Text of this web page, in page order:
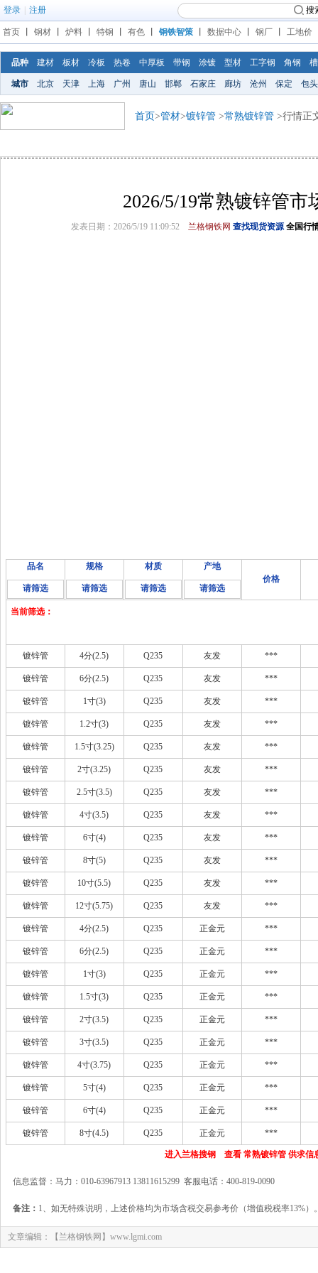
登录 注册 搜
首页 钢材 炉料 特钢 有色 钢铁智策 数据中心 钢厂 工地价
品种 建材 板材 冷板 热卷 中厚板 带钢 涂镀 型材 工字钢 角钢
城市 北京 天津 上海 广州 唐山 邯郸 石家庄 廊坊 沧州 保定 包头
首页>管材>镀锌管 >常熟镀锌管 >行情正
2026/5/19常熟镀锌管市
发表日期：2026/5/19 11:09:52 兰格钢铁网 查找现货资源 全国行
品名
请筛选
规格
请筛选
材质
请筛选
产地
请筛选
价格
当前筛选：
镀锌管 4分(2.5) Q235 友发 ***
镀锌管 6分(2.5) Q235 友发 ***
镀锌管 1寸(3) Q235 友发 ***
镀锌管 1.2寸(3) Q235 友发 ***
镀锌管 1.5寸(3.25) Q235 友发 ***
镀锌管 2寸(3.25) Q235 友发 ***
镀锌管 2.5寸(3.5) Q235 友发 ***
镀锌管 4寸(3.5) Q235 友发 ***
镀锌管 6寸(4) Q235 友发 ***
镀锌管 8寸(5) Q235 友发 ***
镀锌管 10寸(5.5) Q235 友发 ***
镀锌管 12寸(5.75) Q235 友发 ***
镀锌管 4分(2.5) Q235 正金元 ***
镀锌管 6分(2.5) Q235 正金元 ***
镀锌管 1寸(3) Q235 正金元 ***
镀锌管 1.5寸(3) Q235 正金元 ***
镀锌管 2寸(3.5) Q235 正金元 ***
镀锌管 3寸(3.5) Q235 正金元 ***
镀锌管 4寸(3.75) Q235 正金元 ***
镀锌管 5寸(4) Q235 正金元 ***
镀锌管 6寸(4) Q235 正金元 ***
镀锌管 8寸(4.5) Q235 正金元 ***
进入兰格搜钢 查看 常熟镀锌管 供求信
信息监督：马力：010-63967913 13811615299 客服电话：400-819-0090
备注： 1、如无特殊说明，上述价格均为市场含税交易参考价（增值税税率13%）
文章编辑：【兰格钢铁网】www.lgmi.com